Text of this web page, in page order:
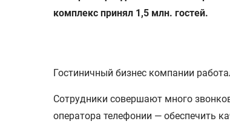
комплекс принял 1,5 млн. гостей.
Гостиничный бизнес компании
Сотрудники совершают много
оператора телефонии — обеспечить